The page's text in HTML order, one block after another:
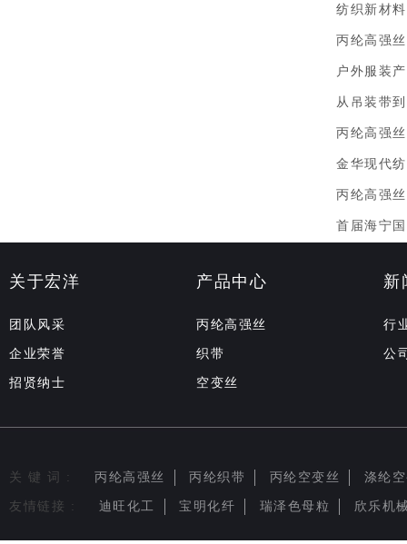
纺织新材
丙纶高强
户外服装
从吊装带
丙纶高强
金华现代
丙纶高强
首届海宁
关于宏洋
团队风采
企业荣誉
招贤纳士
产品中心
丙纶高强丝
织带
空变丝
新
行
公
关 键 词 : 丙纶高强丝 丙纶织带 丙纶空变丝 涤纶
友情链接 : 迪旺化工 宝明化纤 瑞泽色母粒 欣乐机